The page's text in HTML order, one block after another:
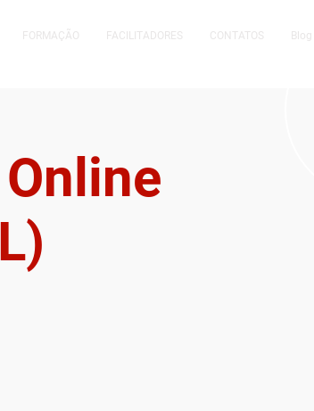
FORMAÇÃO FACILITADORES CONTATOS Blog